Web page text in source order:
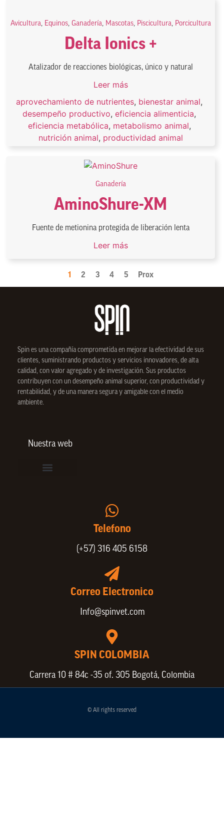
Avicultura, Equinos, Ganadería, Mascotas, Piscicultura, Porcicultura
Delta Ionics +
Atalizador de reacciones biológicas, único y natural
Leer más
aprovechamiento de nutrientes, bienestar animal,
desempeño productivo, eficiencia alimenticia,
eficiencia metabólica, metabolismo animal,
nutrición animal, productividad animal
Ganadería
AminoShure-XM
Fuente de metionina protegida de liberación lenta
Leer más
1 2 3 4 5 Prox
Spin es una compañía comprometida en mejorar la efectividad de sus
clientes, suministrando productos y servicios innovadores, de alta
calidad, con valor agregado y de investigación. Sus productos
contribuyen con un desempeño animal superior, con productividad y
rentabilidad, y de una manera segura y amigable con el medio
ambiente.
Nuestra web
Telefono
(+57) 316 405 6158
Correo Electronico
Info@spinvet.com
SPIN COLOMBIA
Carrera 10 # 84c -35 of. 305 Bogotá, Colombia
© All rights reserved